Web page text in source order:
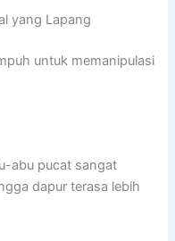
yang Lapang
untuk memanipulasi
abu pucat sangat
dapur terasa lebih